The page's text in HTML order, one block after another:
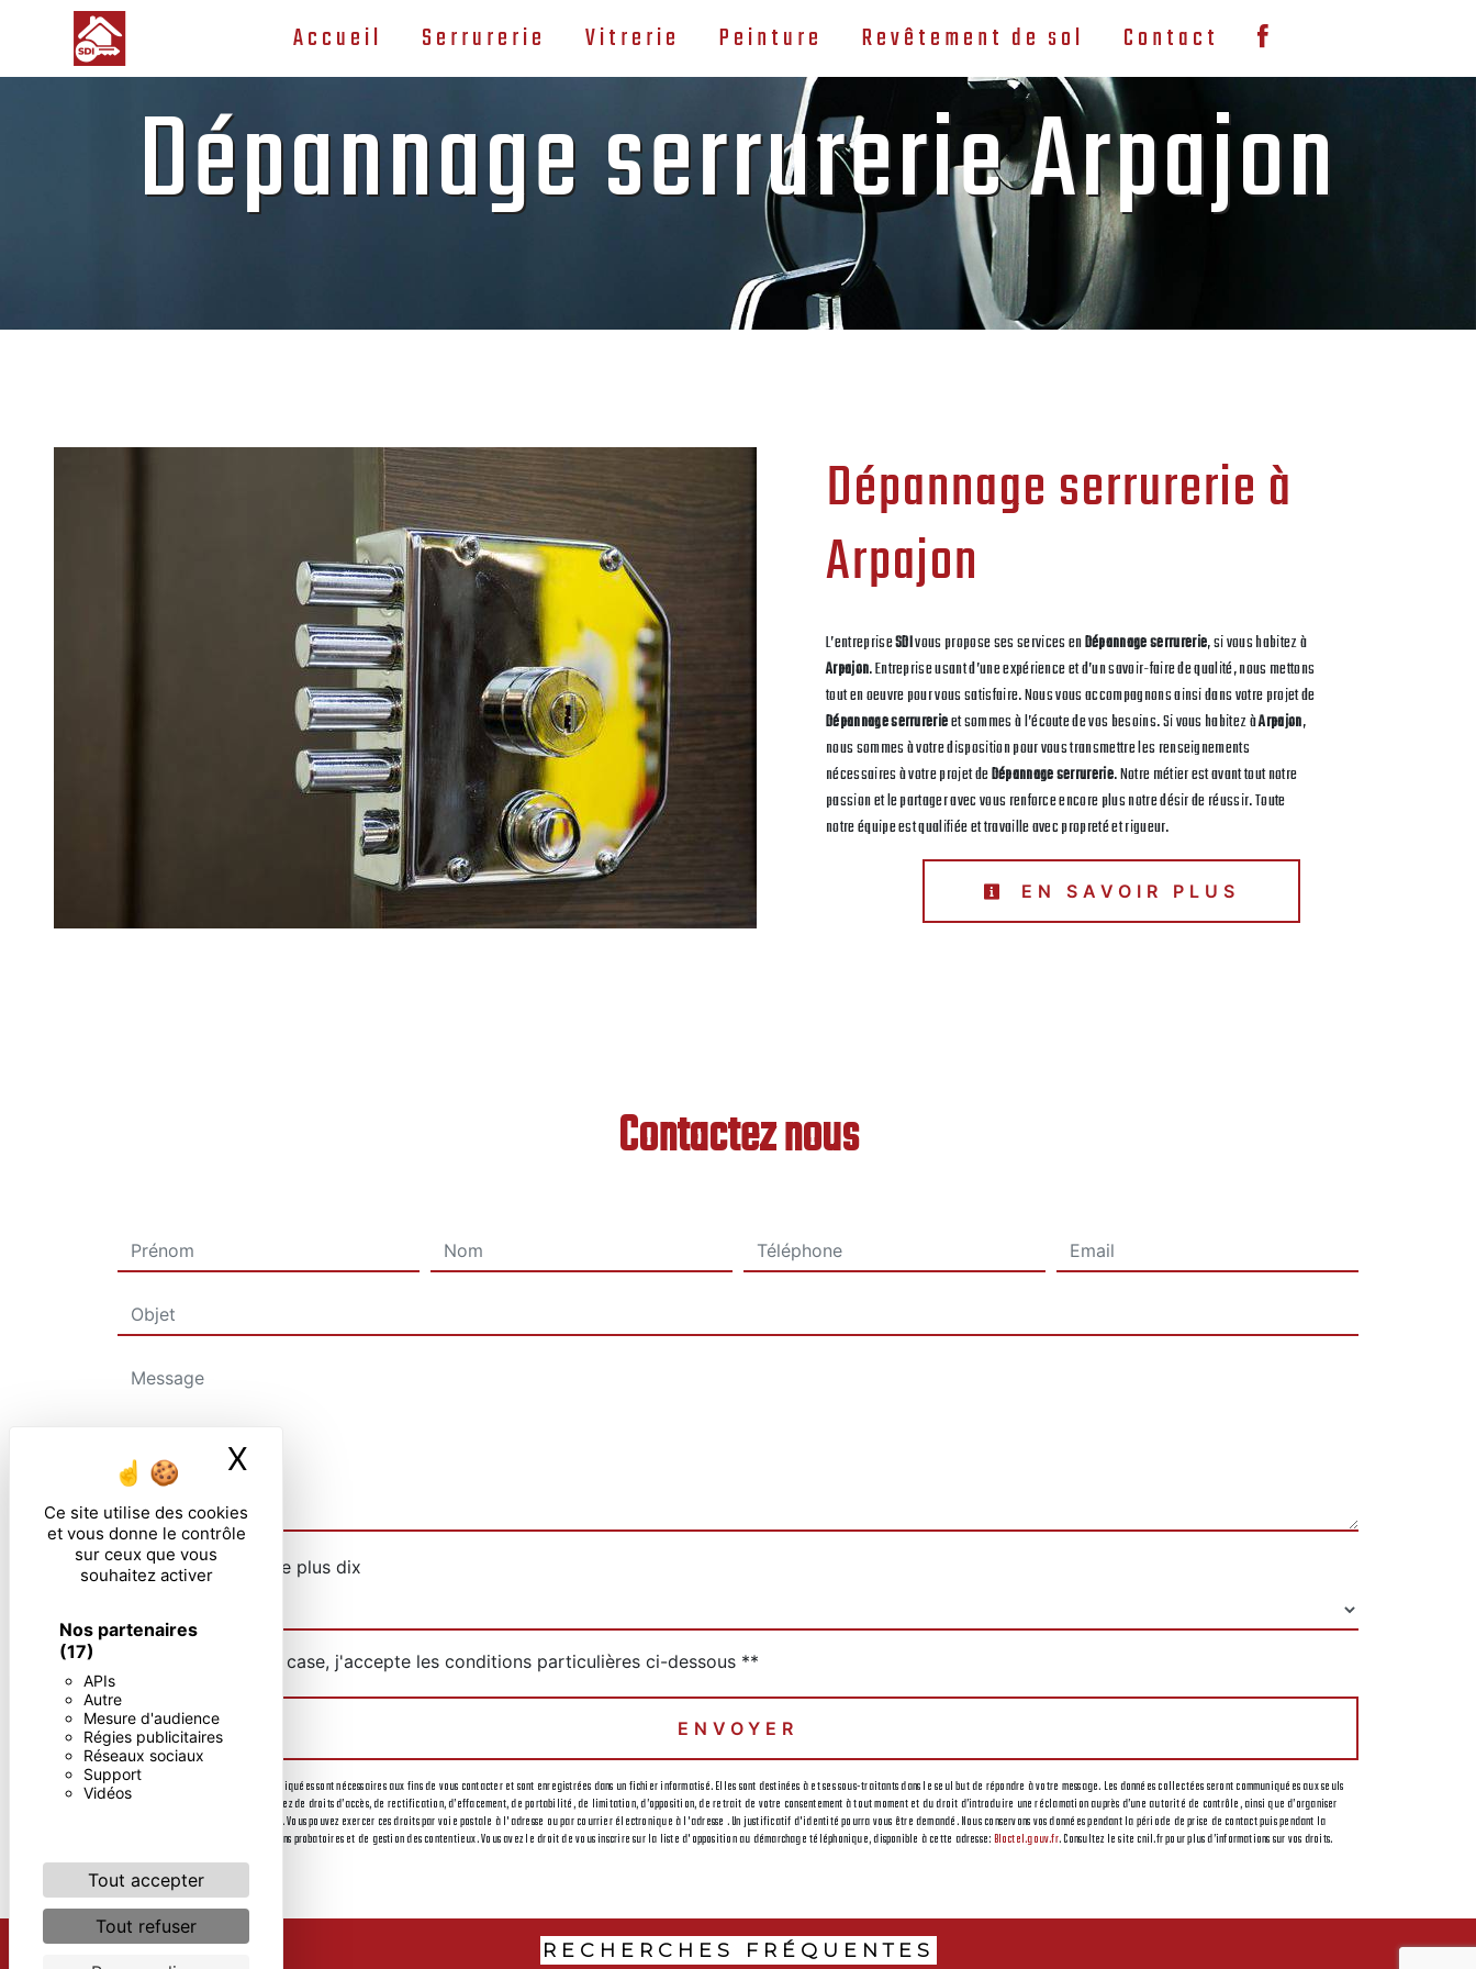
Panneau de gestion des cookies
Ce site utilise des cookies
et vous donne le contrôle
sur ceux que vous
souhaitez activer
Nos partenaires
(17)
APIs
Autre
Mesure d'audience
Régies publicitaires
Réseaux sociaux
Support
Vidéos
Tout accepter
Tout refuser
X
Accueil Serrurerie Vitrerie Peinture Revêtement de sol Contact
Dépannage serrurerie Arpajon
Dépannage serrurerie à
Arpajon
L’entrepriseSDIvous propose ses services enDépannage serrurerie, si vous habitez à
Arpajon. Entreprise usant d’une expérience et d’un savoir-faire de qualité, nous mettons
tout en oeuvre pour vous satisfaire. Nous vous accompagnons ainsi dans votre projet de
Dépannage serrurerieet sommes à l’écoute de vos besoins. Si vous habitez àArpajon,
nous sommes à votre disposition pour vous transmettre les renseignements
nécessaires à votre projet deDépannage serrurerie. Notre métier est avant tout notre
passion et le partager avec vous renforce encore plus notre désir de réussir. Toute
notre équipe est qualifiée et travaille avec propreté et rigueur.
EN SAVOIR PLUS
Contactez nous
Combien font quatre plus dix
En cochant cette case, j'accepte les conditions particulières ci-dessous **
ENVOYER
** Les données personnelles communiquées sont nécessaires aux fins de vous contacter et sont enregistrées dans un fichier informatisé. Elles sont destinées à et ses sous-traitants dans le seul but de répondre à votre message. Les données collectées seront communiquées aux seuls
destinataires suivants: . Vous disposez de droits d’accès, de rectification, d’effacement, de portabilité, de limitation, d’opposition, de retrait de votre consentement à tout moment et du droit d’introduire une réclamation auprès d’une autorité de contrôle, ainsi que d’organiser
le sort de vos données post-mortem. Vous pouvez exercer ces droits par voie postale à l'adresse ou par courrier électronique à l'adresse . Un justificatif d'identité pourra vous être demandé. Nous conservons vos données pendant la période de prise de contact puis pendant la
durée de prescription légale aux fins probatoires et de gestion des contentieux. Vous avez le droit de vous inscrire sur la liste d'opposition au démarchage téléphonique, disponible à cette adresse: Bloctel.gouv.fr. Consultez le site cnil.fr pour plus d’informations sur vos droits.
RECHERCHES FRÉQUENTES